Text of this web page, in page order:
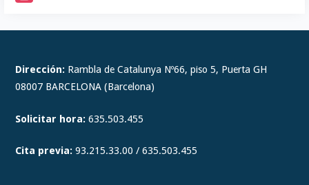
n
t
a
r
m
Dirección: Rambla de Catalunya Nº66, piso 5, Puerta GH
08007 BARCELONA (Barcelona)
Solicitar hora: 635.503.455
Cita previa: 93.215.33.00 / 635.503.455